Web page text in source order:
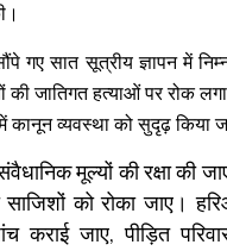
गए सात सूत्रीय ज्ञापन में
की जातिगत हत्याओं पर रोक
कानून व्यवस्था को सुदृढ़ किया
मूल्यों की रक्षा की
को रोका जाए।
कराई जाए, पीड़ित